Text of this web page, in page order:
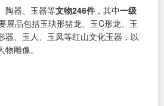
陶器、玉器等文物246件 ，其中一级
展品包括玉玦形猪龙、玉C形龙、玉
器、玉人、玉凤等红山文化玉器，以
雕像。